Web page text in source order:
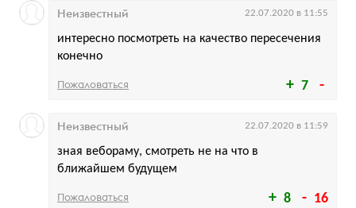
7
интересно посмотреть на качество пересечения
конечно
Неизвестный 22.07.2020 в 11:55
Пожаловаться
8 16
зная вебораму, смотреть не на что в
ближайшем будущем
Неизвестный 22.07.2020 в 11:59
Пожаловаться